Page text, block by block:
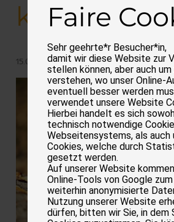
kommen
15.04.2026
Faire
Sehr geehrte*r Besucher*in,
damit wir diese Website zur
stellen können, aber auch um
verstehen, wo unser Online-
eventuell besser werden
verwendet unsere Website
Hierbei handelt es sich
technisch notwendige
Webseitensystems, als auch
Cookies, welche durch
gesetzt werden.
Auf unserer Website
Online-Tools von Google
weiterhin anonymisierte
Nutzung unserer Website
dürfen, bitten wir Sie, in dem